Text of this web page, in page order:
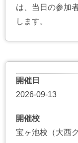
は、当日の参加
します。
開催日
2026-09-13
開催校
宝ヶ池校（大西